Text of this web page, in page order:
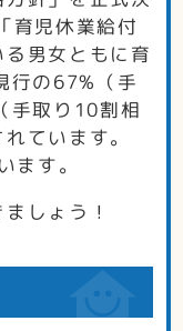
育児休業給付
男女ともに育
行の67%（手
手取り10割相
ています。
す。
しょう！